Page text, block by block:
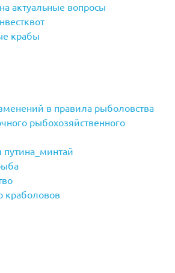
актуальные вопросы
крабы
в правила рыболовства
рыбохозяйственного
путина_минтай
краболовов